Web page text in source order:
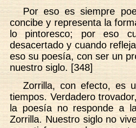
Por eso es siempre
concibe y representa la
lo pintoresco; por eso
desacertado y cuando
eso su poesía, con ser un
nuestro siglo. [348]
Zorrilla, con efecto, es
tiempos. Verdadero
la poesía no responde a
Zorrilla. Nuestro siglo no